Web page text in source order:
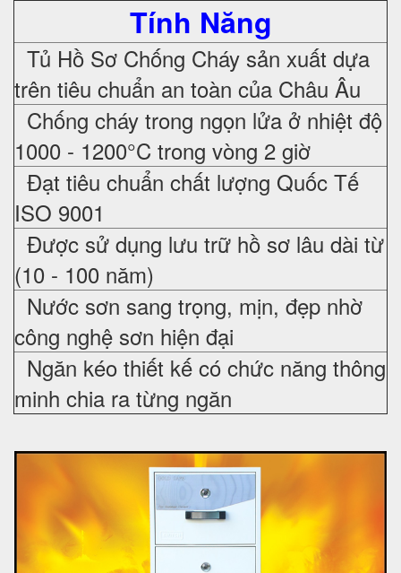
Tính Năng
Tủ Hồ Sơ Chống Cháy sản xuất dựa
trên tiêu chuẩn an toàn của Châu Âu
Chống cháy trong ngọn lửa ở nhiệt độ
1000 - 1200°C trong vòng 2 giờ
Đạt tiêu chuẩn chất lượng Quốc Tế
ISO 9001
Được sử dụng lưu trữ hồ sơ lâu dài từ
(10 - 100 năm)
Nước sơn sang trọng, mịn, đẹp nhờ
công nghệ sơn hiện đại
Ngăn kéo thiết kế có chức năng thông
minh chia ra từng ngăn